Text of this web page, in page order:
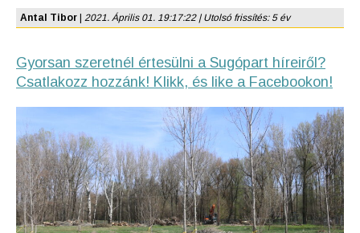
Antal Tibor 2021. Április 01. 19:17:22 | Utolsó frissítés: 5 év
Gyorsan szeretnél értesülni a Sugópart híreiről?
Csatlakozz hozzánk! Klikk, és like a Facebookon!